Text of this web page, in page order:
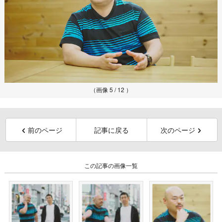
（画像 5 / 12 ）
前のページ 記事に戻る 次のページ
この記事の画像一覧